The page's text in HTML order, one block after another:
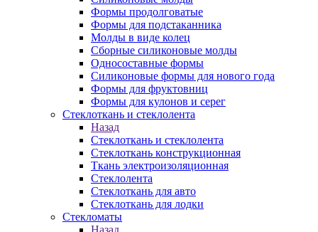
Формы продолговатые
Формы для подстаканника
Молды в виде колец
Сборные силиконовые молды
Односоставные формы
Силиконовые формы для нового года
Формы для фруктовниц
Формы для кулонов и серег
Стеклоткань и стеклолента
Назад
Стеклоткань и стеклолента
Стеклоткань конструкционная
Ткань электроизоляционная
Стеклолента
Стеклоткань для авто
Стеклоткань для лодки
Стекломаты
Назад